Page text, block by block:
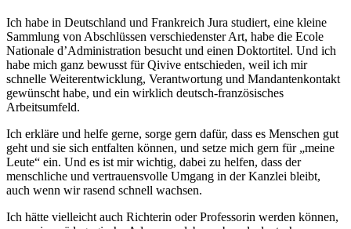
Ich habe in Deutschland und Frankreich Jura studiert, eine kleine
Sammlung von Abschlüssen verschiedenster Art, habe die Ecole
Nationale d’Administration besucht und einen Doktortitel. Und ich
habe mich ganz bewusst für Qivive entschieden, weil ich mir
schnelle Weiterentwicklung, Verantwortung und Mandantenkontakt
gewünscht habe, und ein wirklich deutsch-französisches
Arbeitsumfeld.
Ich erkläre und helfe gerne, sorge gern dafür, dass es Menschen gut
geht und sie sich entfalten können, und setze mich gern für „meine
Leute“ ein. Und es ist mir wichtig, dabei zu helfen, dass der
menschliche und vertrauensvolle Umgang in der Kanzlei bleibt,
auch wenn wir rasend schnell wachsen.
Ich hätte vielleicht auch Richterin oder Professorin werden können,